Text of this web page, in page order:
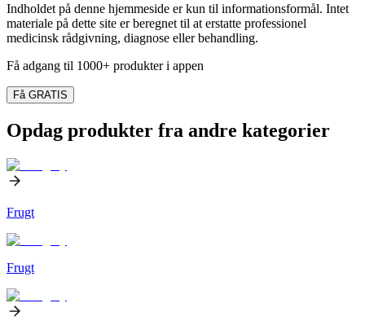
Indholdet på denne hjemmeside er kun til informationsformål. Intet
materiale på dette site er beregnet til at erstatte professionel
medicinsk rådgivning, diagnose eller behandling.
Få adgang til 1000+ produkter i appen
Få GRATIS
Opdag produkter fra andre kategorier
Frugt
Frugt